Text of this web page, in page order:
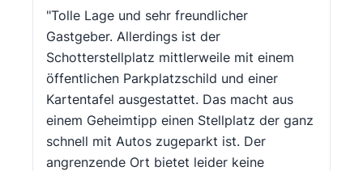
"Tolle Lage und sehr freundlicher
Gastgeber. Allerdings ist der
Schotterstellplatz mittlerweile mit einem
öffentlichen Parkplatzschild und einer
Kartentafel ausgestattet. Das macht aus
einem Geheimtipp einen Stellplatz der ganz
schnell mit Autos zugeparkt ist. Der
angrenzende Ort bietet leider keine